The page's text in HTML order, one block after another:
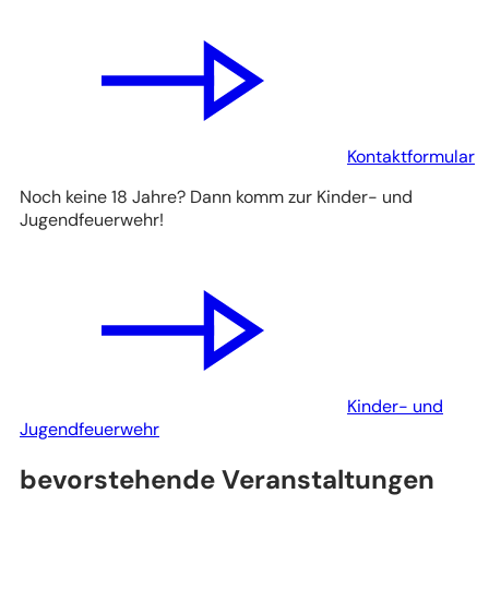
Kontaktformular
Noch keine 18 Jahre? Dann komm zur Kinder- und
Jugendfeuerwehr!
Kinder- und
Jugendfeuerwehr
bevorstehende Veranstaltungen